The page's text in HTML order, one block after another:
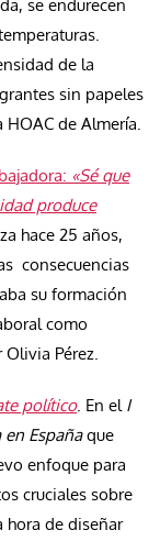
se endurecen
de la
sin papeles
de Almería.
«Sé que
produce
hace 25 años,
consecuencias
su formación
como
Pérez.
político. En el I
Españaque
enfoque para
cruciales sobre
hora de diseñar